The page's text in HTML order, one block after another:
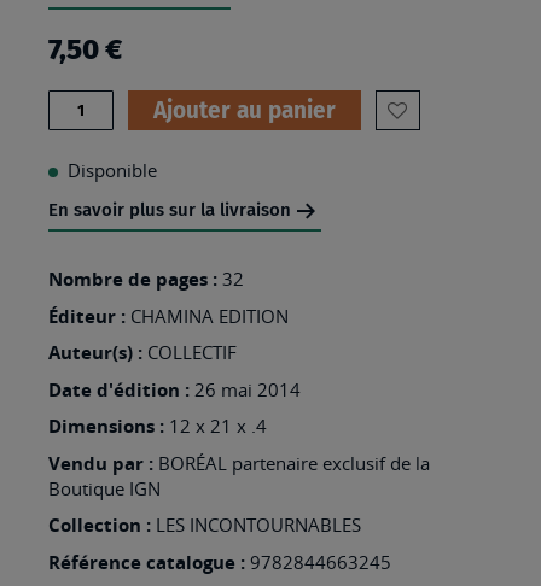
the
images
gallery
7,50 €
Quantité Ajouter au panier
AJOUTER
-
Disponible
En savoir plus sur la livraison
Nombre de pages : 32
Éditeur : CHAMINA EDITION
Auteur(s) : COLLECTIF
Date d'édition : 26 mai 2014
Dimensions : 12 x 21 x .4
Vendu par : BORÉAL partenaire exclusif de la
Boutique IGN
Collection : LES INCONTOURNABLES
Référence catalogue : 9782844663245